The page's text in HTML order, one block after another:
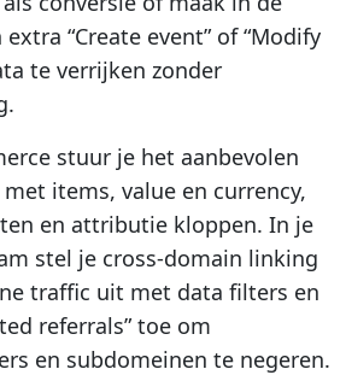
“Create event” of “Modify
te verrijken zonder
stuur je het aanbevolen
items, value en currency,
en attributie kloppen. In je
stel je cross-domain linking
traffic uit met data filters en
referrals” toe om
en subdomeinen te negeren.